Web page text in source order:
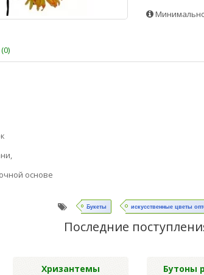
основе
Букеты искусственные цветы
Последние
Хризантемы
Бутоны